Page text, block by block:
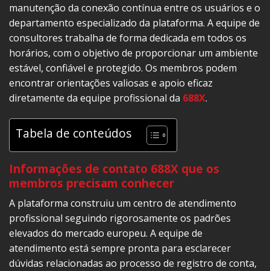
manutenção da conexão contínua entre os usuários e o
departamento especializado da plataforma. A equipe de
consultores trabalha de forma dedicada em todos os
horários, com o objetivo de proporcionar um ambiente
estável, confiável e protegido. Os membros podem
encontrar orientações valiosas e apoio eficaz
diretamente da equipe profissional da 688X.
Tabela de conteúdos
Informações de contato 688X que os
membros precisam conhecer
A plataforma construiu um centro de atendimento
profissional seguindo rigorosamente os padrões
elevados do mercado europeu. A equipe de
atendimento está sempre pronta para esclarecer
dúvidas relacionadas ao processo de registro de conta,